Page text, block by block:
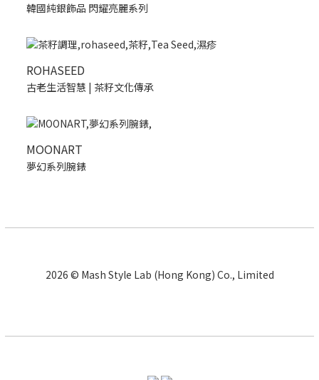
韓國純銀飾品 閃耀亮麗系列
ROHASEED
古老生活智慧 | 茶籽文化傳承
MOONART
夢幻系列腕錶
2026 © Mash Style Lab (Hong Kong) Co., Limited